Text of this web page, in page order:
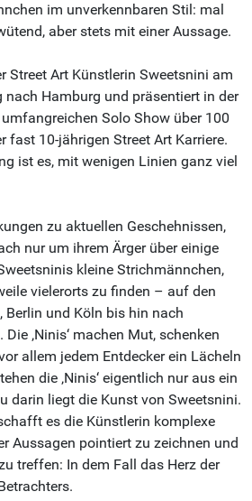
im unverkennbaren Stil: mal
aber stets mit einer Aussage.
Street Art Künstlerin Sweetsnini am
nach Hamburg und präsentiert in der
Solo Show über 100
fast 10-jährigen Street Art Karriere.
ist es, mit wenigen Linien ganz viel
zu aktuellen Geschehnissen,
nur um ihrem Ärger über einige
kleine Strichmännchen,
vielerorts zu finden – auf den
Berlin und Köln bis hin nach
‚Ninis‘ machen Mut, schenken
allem jedem Entdecker ein Lächeln
die ‚Ninis‘ eigentlich nur aus ein
darin liegt die Kunst von Sweetsnini.
es die Künstlerin komplexe
Aussagen pointiert zu zeichnen und
treffen: In dem Fall das Herz der